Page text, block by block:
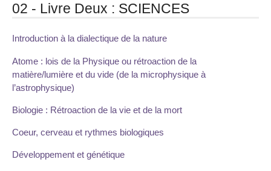
02 - Livre Deux : SCIENCES
Introduction à la dialectique de la nature
Atome : lois de la Physique ou rétroaction de la
matière/lumière et du vide (de la microphysique à
l’astrophysique)
Biologie : Rétroaction de la vie et de la mort
Coeur, cerveau et rythmes biologiques
Développement et génétique